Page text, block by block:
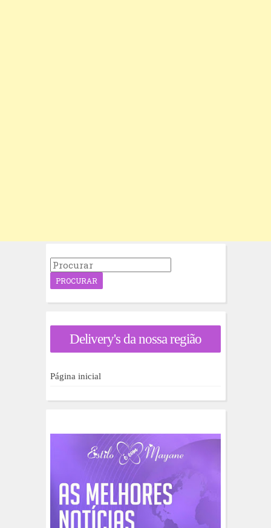
P
r
a
p
r
:
Delivery's da nossa região
Página inicial